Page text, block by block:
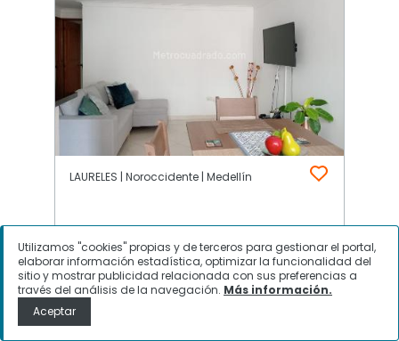
LAURELES | Noroccidente | Medellín
$2.800.000
Apartamento en Arriendo,
LAURELES, Medellín
Utilizamos "cookies" propias y de terceros para gestionar el portal,
elaborar información estadística, optimizar la funcionalidad del
sitio y mostrar publicidad relacionada con sus preferencias a
través del análisis de la navegación. Más información.
Aceptar